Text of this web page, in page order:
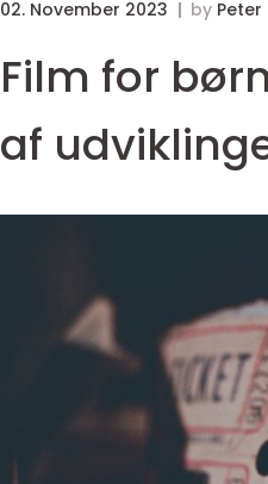
02. November 2023 by
Film for
af